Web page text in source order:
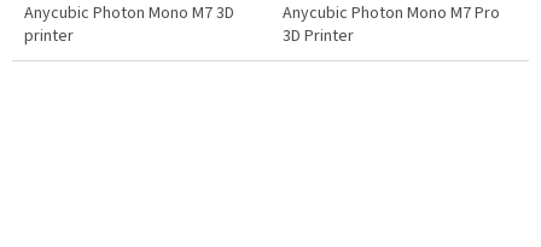
Anycubic Photon Mono M7 3D
printer
Anycubic Photon Mono M7 Pro
3D Printer